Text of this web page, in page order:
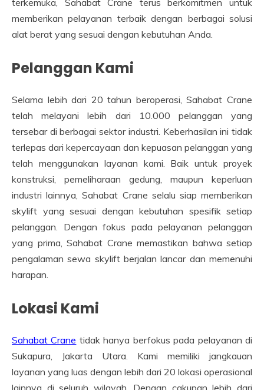
memberikan pelayanan terbaik dengan berbagai solusi
alat berat yang sesuai dengan kebutuhan Anda.
Pelanggan Kami
Selama lebih dari 20 tahun beroperasi, Sahabat Crane
telah melayani lebih dari 10.000 pelanggan yang
tersebar di berbagai sektor industri. Keberhasilan ini tidak
terlepas dari kepercayaan dan kepuasan pelanggan yang
telah menggunakan layanan kami. Baik untuk proyek
konstruksi, pemeliharaan gedung, maupun keperluan
industri lainnya, Sahabat Crane selalu siap memberikan
skylift yang sesuai dengan kebutuhan spesifik setiap
pelanggan. Dengan fokus pada pelayanan pelanggan
yang prima, Sahabat Crane memastikan bahwa setiap
pengalaman sewa skylift berjalan lancar dan memenuhi
harapan.
Lokasi Kami
Sahabat Crane tidak hanya berfokus pada pelayanan di
Sukapura, Jakarta Utara. Kami memiliki jangkauan
layanan yang luas dengan lebih dari 20 lokasi operasional
lainnya di seluruh wilayah. Dengan cakupan lebih dari